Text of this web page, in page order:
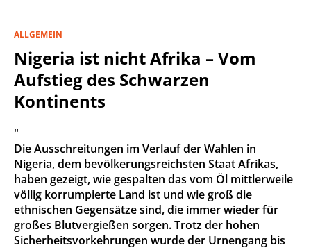
ALLGEMEIN
Nigeria ist nicht Afrika – Vom
Aufstieg des Schwarzen
Kontinents
"
Die Ausschreitungen im Verlauf der Wahlen in
Nigeria, dem bevölkerungsreichsten Staat Afrikas,
haben gezeigt, wie gespalten das vom Öl mittlerweile
völlig korrumpierte Land ist und wie groß die
ethnischen Gegensätze sind, die immer wieder für
großes Blutvergießen sorgen. Trotz der hohen
Sicherheitsvorkehrungen wurde der Urnengang bis